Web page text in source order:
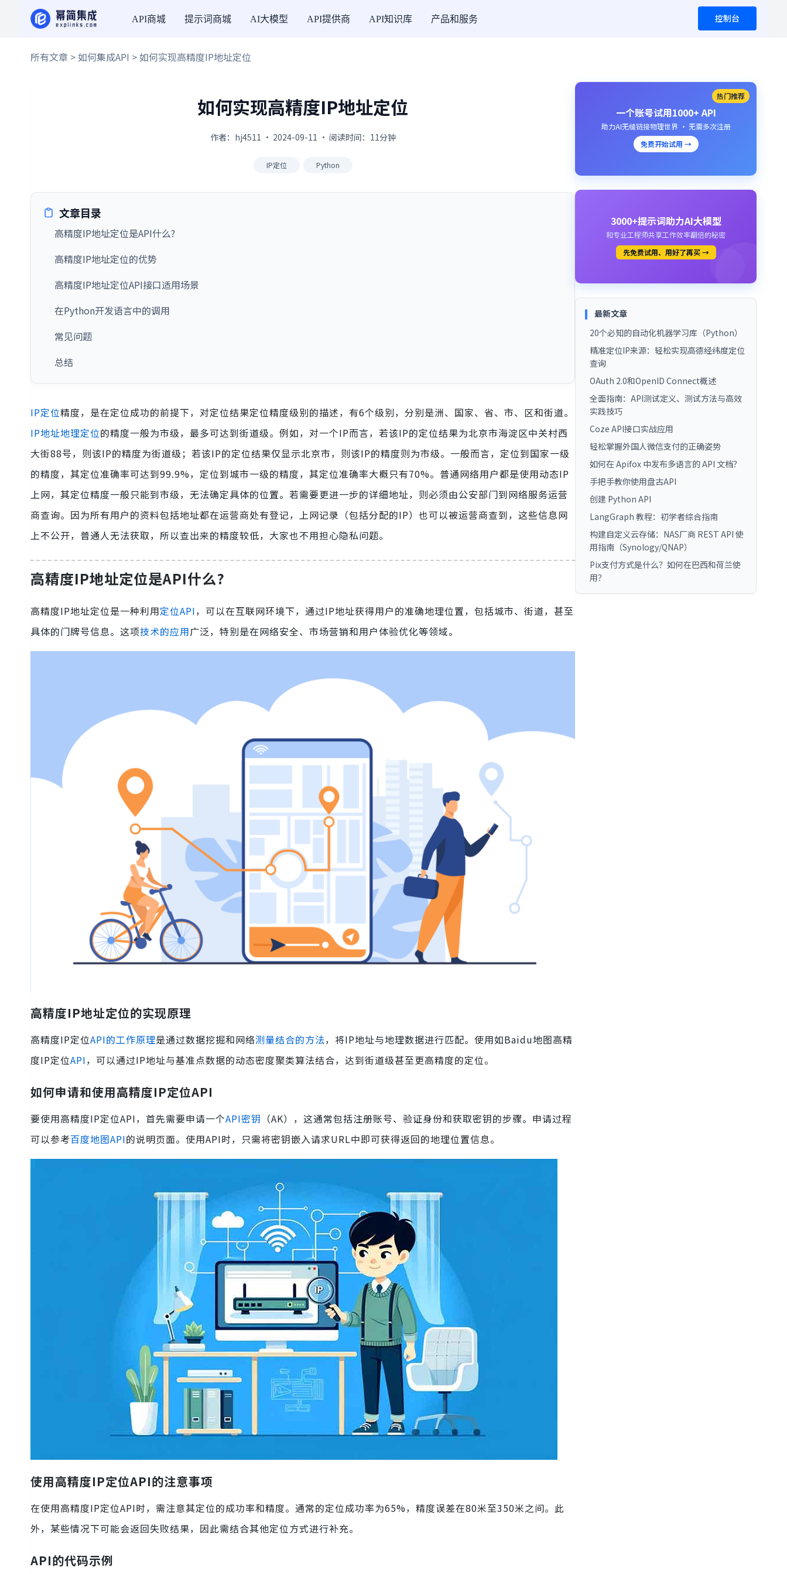
API商城 提示词商城 AI大模型 API提供商 API知识库 产品和服务 控制台
所有文章 >如何集成API > 如何实现高精度IP地址定位
如何实现高精度IP地址定位
作者：hj4511 · 2024-09-11 · 阅读时间：11分钟
IP定位 Python
文章目录
高精度IP地址定位是API什么?
高精度IP地址定位的优势
高精度IP地址定位API接口适用场景
在Python开发语言中的调用
常见问题
总结
IP定位精度，是在定位成功的前提下，对定位结果定位精度级别的描述，有6个级别，分别是洲、国家、省、市、区和街道。
IP地址地理定位的精度一般为市级，最多可达到街道级。例如，对一个IP而言，若该IP的定位结果为北京市海淀区中关村西
大街88号，则该IP的精度为街道级；若该IP的定位结果仅显示北京市，则该IP的精度则为市级。一般而言，定位到国家一级
的精度，其定位准确率可达到99.9%，定位到城市一级的精度，其定位准确率大概只有70%。普通网络用户都是使用动态IP
上网，其定位精度一般只能到市级，无法确定具体的位置。若需要更进一步的详细地址，则必须由公安部门到网络服务运营
商查询。因为所有用户的资料包括地址都在运营商处有登记，上网记录（包括分配的IP）也可以被运营商查到，这些信息网
上不公开，普通人无法获取，所以查出来的精度较低，大家也不用担心隐私问题。
高精度IP地址定位是API什么?
高精度IP地址定位是一种利用定位API，可以在互联网环境下，通过IP地址获得用户的准确地理位置，包括城市、街道，甚至
具体的门牌号信息。这项技术的应用广泛，特别是在网络安全、市场营销和用户体验优化等领域。
高精度IP地址定位的实现原理
高精度IP定位API的工作原理是通过数据挖掘和网络测量结合的方法，将IP地址与地理数据进行匹配。使用如Baidu地图高精
度IP定位API，可以通过IP地址与基准点数据的动态密度聚类算法结合，达到街道级甚至更高精度的定位。
如何申请和使用高精度IP定位API
要使用高精度IP定位API，首先需要申请一个API密钥 （AK），这通常包括注册账号、验证身份和获取密钥的步骤。申请过程
可以参考百度地图API的说明页面。使用API时，只需将密钥嵌入请求URL中即可获得返回的地理位置信息。
使用高精度IP定位API的注意事项
在使用高精度IP定位API时，需注意其定位的成功率和精度。通常的定位成功率为65%，精度误差在80米至350米之间。此
外，某些情况下可能会返回失败结果，因此需结合其他定位方式进行补充。
API的代码示例
热门推荐
一个账号试用1000+ API
助力AI无缝链接物理世界 · 无需多次注册
免费开始试用 →
3000+提示词助力AI大模型
和专业工程师共享工作效率翻倍的秘密
先免费试用、用好了再买 →
最新文章
20个必知的自动化机器学习库（Python）
精准定位IP来源：轻松实现高德经纬度定位
查询
OAuth 2.0和OpenID Connect概述
全面指南：API测试定义、测试方法与高效
实践技巧
Coze API接口实战应用
轻松掌握外国人微信支付的正确姿势
如何在 Apifox 中发布多语言的 API 文档？
手把手教你使用盘古API
创建 Python API
LangGraph 教程：初学者综合指南
构建自定义云存储：NAS厂商 REST API 使
用指南（Synology/QNAP）
Pix支付方式是什么？如何在巴西和荷兰使
用？